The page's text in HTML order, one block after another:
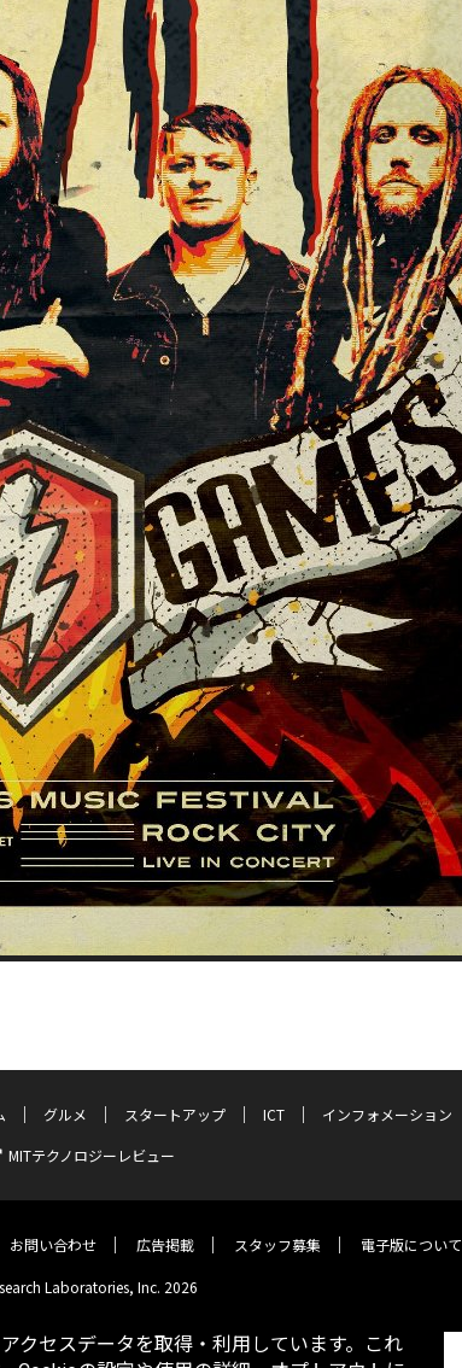
グルメ スタートアップ ICT
インフォメーション
MITテクノロジーレビュー
お問い合わせ 広告掲載 スタッフ募集 電子版について
Laboratories, Inc. 2026
クセスデータを取得・利用しています。これ